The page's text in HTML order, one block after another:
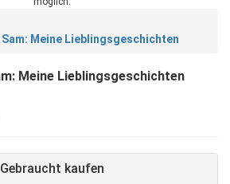
Sam: Meine Lieblingsgeschichten
Meine Lieblingsgeschichten
Gebraucht kaufen